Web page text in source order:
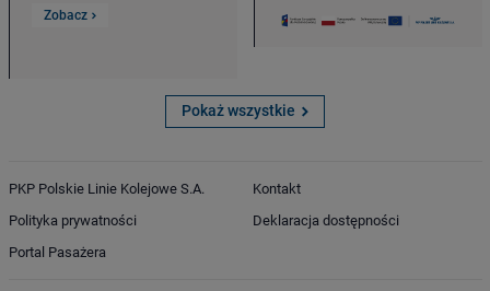
Zobacz
Pokaż wszystkie
PKP Polskie Linie Kolejowe S.A.
Polityka prywatności
Portal Pasażera
Kontakt
Deklaracja dostępności